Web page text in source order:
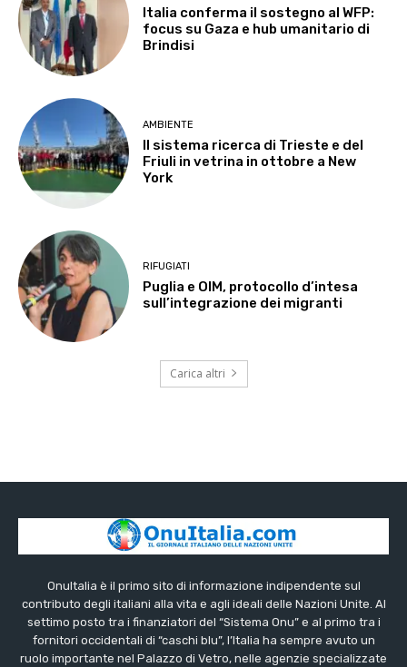
Italia conferma il sostegno al WFP:
focus su Gaza e hub umanitario di
Brindisi
AMBIENTE
Il sistema ricerca di Trieste e del
Friuli in vetrina in ottobre a New
York
RIFUGIATI
Puglia e OIM, protocollo d’intesa
sull’integrazione dei migranti
Carica altri
OnuItalia è il primo sito di informazione indipendente sul
contributo degli italiani alla vita e agli ideali delle Nazioni Unite. Al
settimo posto tra i finanziatori del “Sistema Onu” e al primo tra i
fornitori occidentali di “caschi blu”, l’Italia ha sempre avuto un
ruolo importante nel Palazzo di Vetro, nelle agenzie specializzate